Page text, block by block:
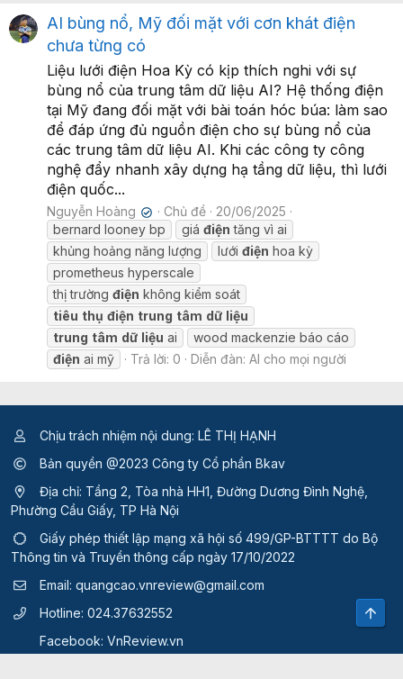
AI bùng nổ, Mỹ đối mặt với cơn khát điện
chưa từng có
Liệu lưới điện Hoa Kỳ có kịp thích nghi với sự
bùng nổ của trung tâm dữ liệu AI? Hệ thống điện
tại Mỹ đang đối mặt với bài toán hóc búa: làm sao
để đáp ứng đủ nguồn điện cho sự bùng nổ của
các trung tâm dữ liệu AI. Khi các công ty công
nghệ đẩy nhanh xây dựng hạ tầng dữ liệu, thì lưới
điện quốc...
Nguyễn Hoàng ✔ Chủ đề
20/06/2025
bernard looney bp
giá điện tăng vì ai
khủng hoảng năng lượng
lưới điện hoa kỳ
prometheus hyperscale
thị trường điện không kiểm soát
tiêu thụ điện trung tâm dữ liệu
trung tâm dữ liệu ai
wood mackenzie báo cáo
điện ai mỹ Trả lời: 0 Diễn đàn: AI cho mọi người
Chịu trách nhiệm nội dung: LÊ THỊ HẠNH
Bản quyền @2023 Công ty Cổ phần Bkav
Địa chỉ: Tầng 2, Tòa nhà HH1, Đường Dương Đình Nghệ,
Phường Cầu Giấy, TP Hà Nội
Giấy phép thiết lập mạng xã hội số 499/GP-BTTTT do Bộ
Thông tin và Truyền thông cấp ngày 17/10/2022
Email: quangcao.vnreview@gmail.com
Hotline: 024.37632552
Facebook: VnReview.vn